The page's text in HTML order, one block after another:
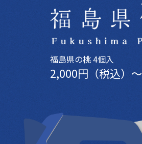
福島県の桃 4個入
2,000円（税込）〜